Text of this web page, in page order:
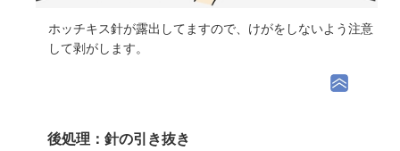
ホッチキス針が露出してますので、けがをしないよう注意
して剥がします。
後処理：針の引き抜き